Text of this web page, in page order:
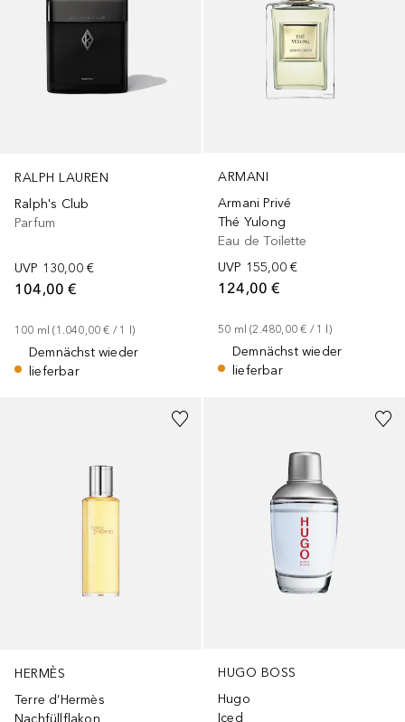
RALPH LAUREN
Ralph's Club
Parfum
UVP 130,00 €
104,00 €
100 ml (1.040,00 € / 1 )
Demnächst wieder
lieferbar
ARMANI
Armani Privé
Thé Yulong
Eau de Toilette
UVP 155,00 €
124,00 €
50 ml (2.480,00 € / 1 )
Demnächst wieder
lieferbar
HERMÈS
Terre d’Hermès
Nachfüllflakon
HUGO BOSS
Hugo
Iced